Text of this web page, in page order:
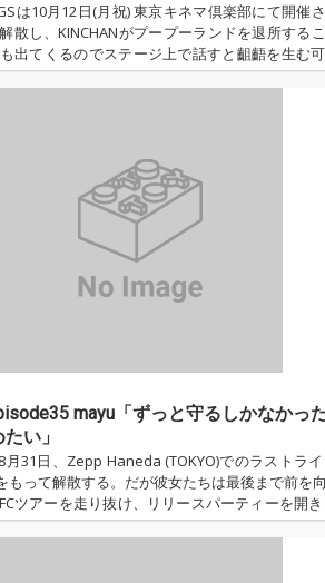
は10月12日(月祝) 東京キネマ倶楽部にて開催
散し、KINCHANがプープーランドを退所する
出てくるのでステージ上で話すと齟齬を生む
だけ冷静に、丁寧に、昨日のツアーファイナ
方も含め、すべてのぶーちゃんズに同じタイミ
mayu「ずっと守るしかなかっ
い」
月31日、Zepp Haneda (TOKYO)でのラストラ
もって解散する。だが彼女たちは最後まで前を
ツアーを走り抜け、リリースパーティーを開き
後のオールナイトで踊り明かし、サードアル
浸る暇がないほど、予定はぎっしりと詰まって